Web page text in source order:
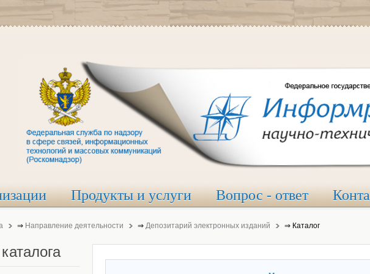
Продукты и услуги Вопрос - ответ
⇒ Направление деятельности ⇒ Депозитарий электронных изданий ⇒ Каталог
каталога